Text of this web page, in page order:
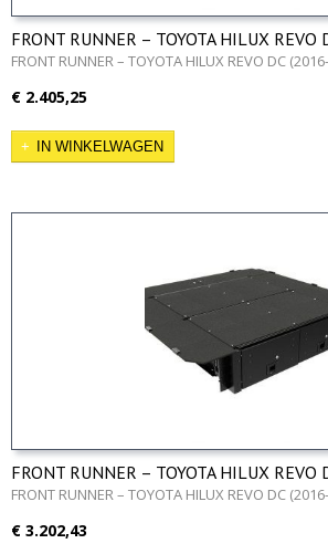
FRONT RUNNER – TOYOTA HILUX REVO
TOURING DRAWER KIT
FRONT RUNNER – TOYOTA HILUX REVO DC
€ 2.405,25
IN WINKELWAGEN
FRONT RUNNER – TOYOTA HILUX REVO
CURRENT) DRAWER KIT
FRONT RUNNER – TOYOTA HILUX REVO DC
€ 3.202,43